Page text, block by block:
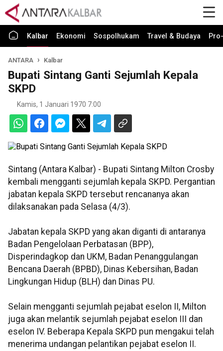
Kalbar Ekonomi Sospolhukam Travel & Budaya
ANTARA Kalbar
Bupati Sintang Ganti Sejumlah Kepala
SKPD
Kamis, 1 Januari 1970 7:00
Sintang (Antara Kalbar) - Bupati Sintang Milton Crosby
kembali mengganti sejumlah kepala SKPD. Pergantian
jabatan kepala SKPD tersebut rencananya akan
dilaksanakan pada Selasa (4/3).
Jabatan kepala SKPD yang akan diganti di antaranya
Badan Pengelolaan Perbatasan (BPP),
Disperindagkop dan UKM, Badan Penanggulangan
Bencana Daerah (BPBD), Dinas Kebersihan, Badan
Lingkungan Hidup (BLH) dan Dinas PU.
Selain mengganti sejumlah pejabat eselon II, Milton
juga akan melantik sejumlah pejabat eselon III dan
eselon IV. Beberapa Kepala SKPD pun mengakui telah
menerima undangan pelantikan pejabat eselon II.